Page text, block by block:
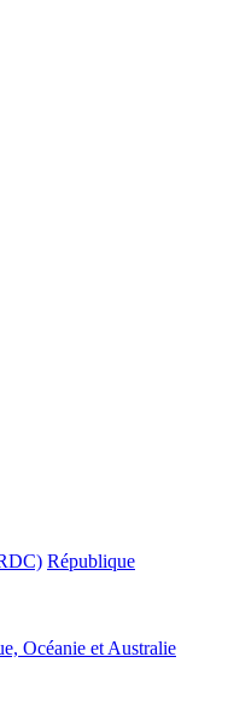
République
Océanie et Australie